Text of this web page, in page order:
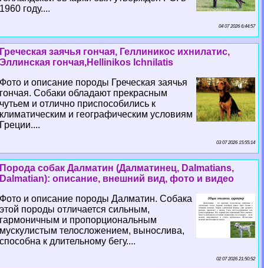
1960 году....
04 07 2026 6:44:57
Греческая заячья гончая, Геллиникос ихнилатис,
Эллинская гончая,Hellinikos Ichnilatis
Фото и описание породы Греческая заячья
гончая. Собаки обладают прекрасным
чутьем и отлично приспособились к
климатическим и географическим условиям
Греции....
03 07 2026 15:55:14
Порода собак Далматин (Далматинец, Dalmatians,
Dalmatian): описание, внешний вид, фото и видео
Фото и описание породы Далматин. Собака
этой породы отличается сильным,
гармоничным и пропорциональным
мускулистым телосложением, вынослива,
способна к длительному бегу....
02 07 2026 21:50:52